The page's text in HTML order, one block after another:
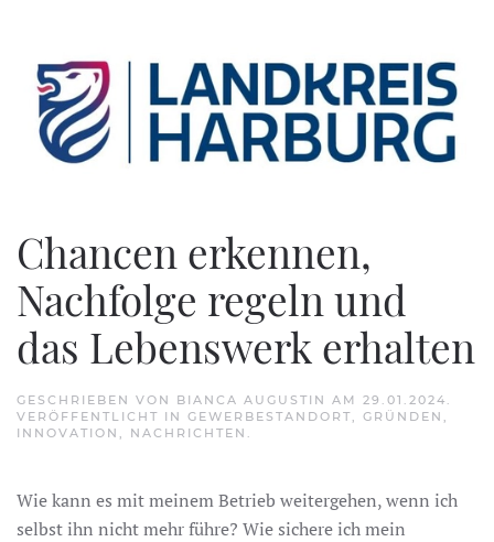
Chancen erkennen,
Nachfolge regeln und
das Lebenswerk erhalten
GESCHRIEBEN VON BIANCA AUGUSTIN AM 29.01.2024 .
VERÖFFENTLICHT IN GEWERBESTANDORT, GRÜNDEN ,
INNOVATION , NACHRICHTEN .
Wie kann es mit meinem Betrieb weitergehen, wenn ich
selbst ihn nicht mehr führe? Wie sichere ich mein